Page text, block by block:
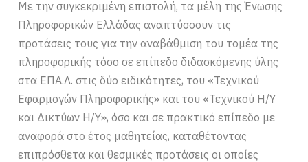
Με την συγκεκριμένη επιστολή, τα μέλη της Ένωσης
Πληροφορικών Ελλάδας αναπτύσσουν τις
προτάσεις τους για την αναβάθμιση του τομέα της
πληροφορικής τόσο σε επίπεδο διδασκόμενης ύλης
στα ΕΠΑ.Λ. στις δύο ειδικότητες, του «Τεχνικού
Εφαρμογών Πληροφορικής» και του «Τεχνικού Η/Υ
και Δικτύων Η/Υ», όσο και σε πρακτικό επίπεδο με
αναφορά στο έτος μαθητείας, καταθέτοντας
επιπρόσθετα και θεσμικές προτάσεις οι οποίες